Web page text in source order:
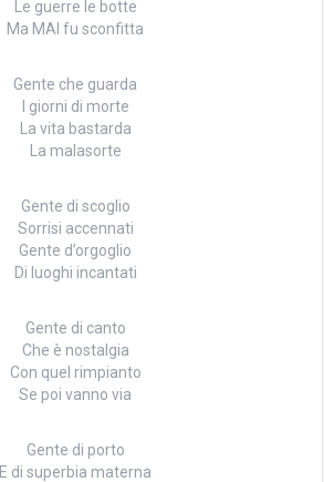
Le guerre le botte
Ma MAI fu sconfitta
Gente che guarda
I giorni di morte
La vita bastarda
La malasorte
Gente di scoglio
Sorrisi accennati
Gente d’orgoglio
Di luoghi incantati
Gente di canto
Che è nostalgia
Con quel rimpianto
Se poi vanno via
Gente di porto
E di superbia materna